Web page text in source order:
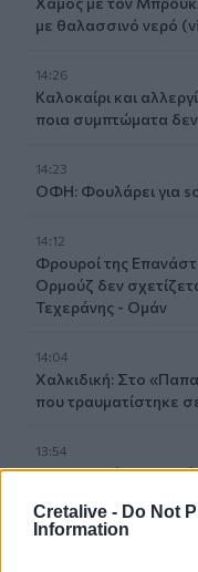
Cretalive - Do Not
Information
με θαλασσινό νερό
14:26
Καλοκαίρι και
ποια συμπτώματα
14:23
ΟΦΗ: Φουλάρει για
14:12
Φρουροί της
Ορμούζ δεν
Τεχεράνης - Ομάν
14:04
Χαλκιδική: Στο
που τραυματίστηκε
13:54
ΒΟΑΚ: Κλείνει την